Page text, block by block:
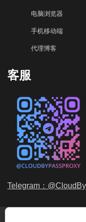
电脑浏览器
手机移动端
代理博客
客服
Telegram：